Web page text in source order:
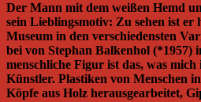
Der Mann mit dem weißen Hemd
sein Lieblingsmotiv: Zu sehen ist
Museum in den verschiedensten
bei von Stephan Balkenhol (*1957)
menschliche Figur ist das, was mich
Künstler. Plastiken von Menschen
Köpfe aus Holz herausgearbeitet,